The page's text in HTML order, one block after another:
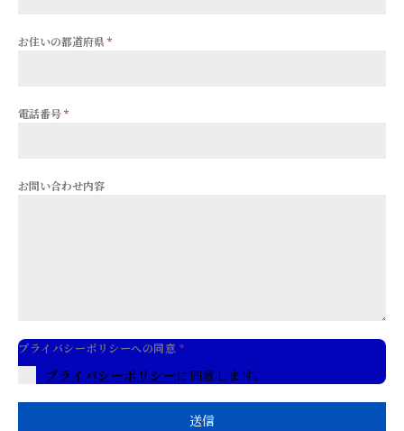
お住いの都道府県*
電話番号*
お問い合わせ内容
プライバシーポリシーへの同意 *
プライバシーポリシーに同意します。
送信